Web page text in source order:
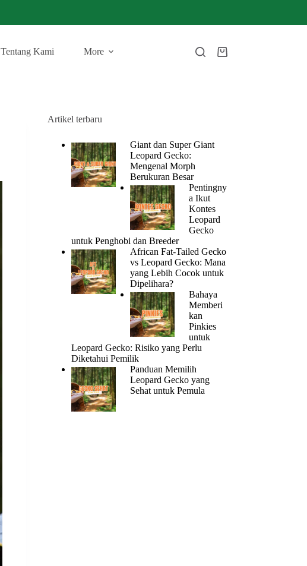
Tentang Kami More
Artikel terbaru
Giant dan Super Giant
Leopard Gecko:
Mengenal Morph
Berukuran Besar
Pentingny
a Ikut
Kontes
Leopard
Gecko
untuk Penghobi dan Breeder
African Fat-Tailed Gecko
vs Leopard Gecko: Mana
yang Lebih Cocok untuk
Dipelihara?
Bahaya
Memberi
kan
Pinkies
untuk
Leopard Gecko: Risiko yang Perlu
Diketahui Pemilik
Panduan Memilih
Leopard Gecko yang
Sehat untuk Pemula